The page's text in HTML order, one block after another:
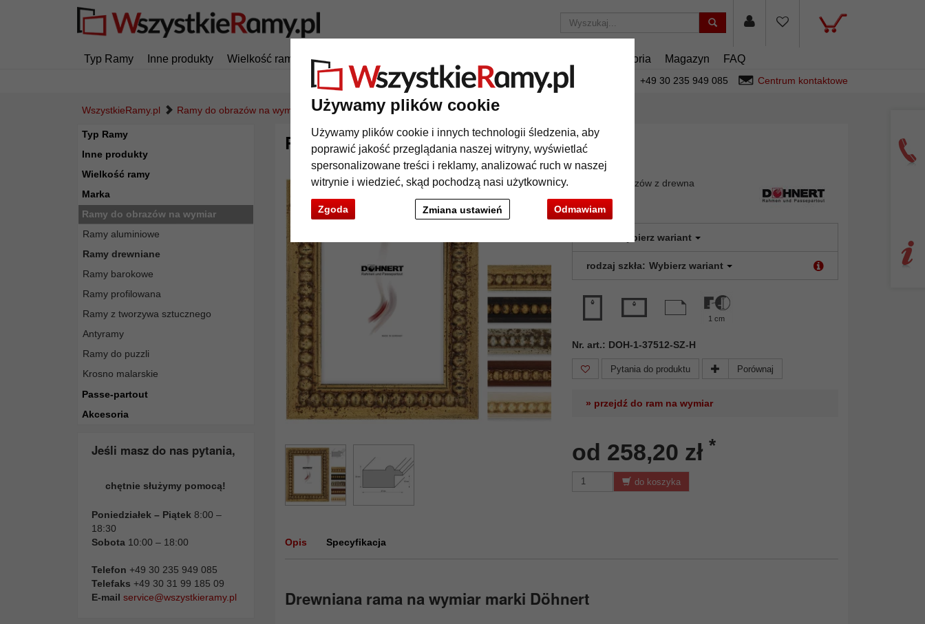
Używamy plików cookie
Używamy plików cookie i innych technologii śledzenia, aby
poprawić jakość przeglądania naszej witryny, wyświetlać
spersonalizowane treści i reklamy, analizować ruch w naszej
witrynie i wiedzieć, skąd pochodzą nasi użytkownicy.
Zgoda Odmawiam
Zmiana ustawień
Typ Ramy Inne produkty Wielkość ramy Marka Akcesoria Magazyn FAQ
Tylko 25,95 zł za wysyłkę. +49 30 235 949 085 Centrum kontaktowe
WszystkieRamy.pl Ramy do obrazów na wymiar Ramy drewniane Rama drewniana na wymiar Bromley
Typ Ramy
Inne produkty
Wielkość ramy
Marka
Ramy do obrazów na wymiar
Ramy aluminiowe
Ramy drewniane
Ramy barokowe
Ramy profilowana
Ramy z tworzywa sztucznego
Antyramy
Ramy do puzzli
Krosno malarskie
Passe-partout
Akcesoria
Jeśli masz do nas pytania,
chętnie służymy pomocą!
Poniedziałek – Piątek 8:00 –
18:30
Sobota 10:00 – 18:00
Telefon +49 30 235 949 085
Telefaks +49 30 31 99 185 09
E-mail service@wszystkieramy.pl
Rama drewniana na wymiar Bromley
Powrót
Rama do obrazów z drewna
Wybierz wariant
rodzaj szkła: Wybierz wariant
1 cm
Nr. art.: DOH-1-37512-SZ-H
Pytania do produktu Porównaj
» przejdź do ram na wymiar
od 258,20 zł *
do koszyka
Opis Specyfikacja
Drewniana rama na wymiar marki Döhnert